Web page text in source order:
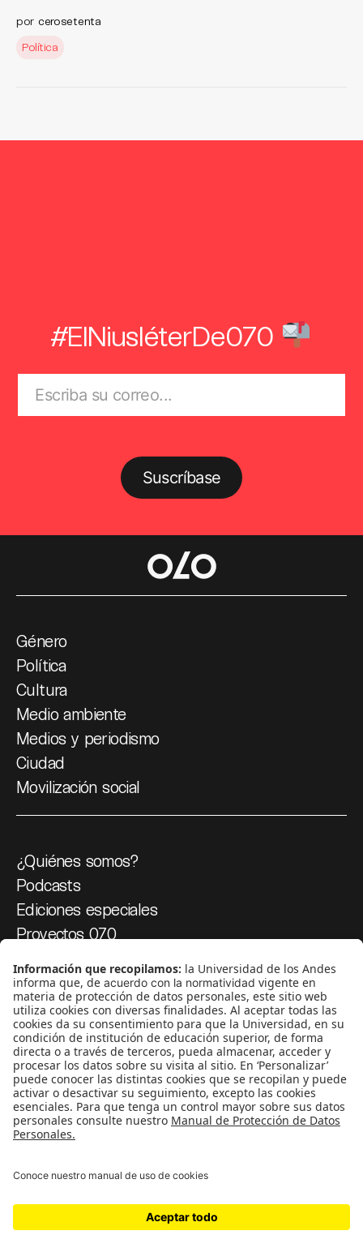
por cerosetenta
Política
#ElNiusléterDe070
Suscríbase
Género
Política
Cultura
Medio ambiente
Medios y periodismo
Ciudad
Movilización social
¿Quiénes somos?
Podcasts
Ediciones especiales
Proyectos 070
SÍGUENOS
¿Quieres escribir en 070?
CONTÁCTANOS
cerosetenta@uniandes.edu.co
BOGOTÁ, COLOMBIA